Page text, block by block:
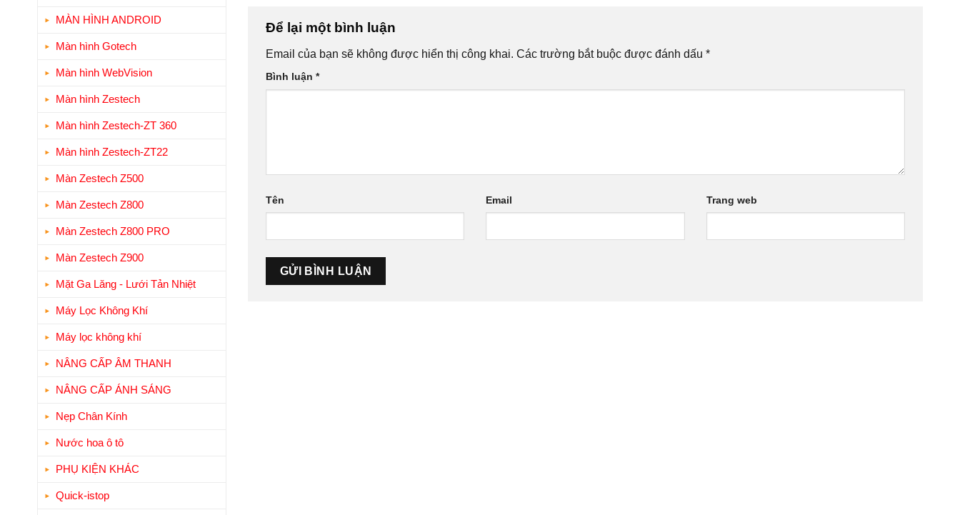
MÀN HÌNH ANDROID
Màn hình Gotech
Màn hình WebVision
Màn hình Zestech
Màn hình Zestech-ZT 360
Màn hình Zestech-ZT22
Màn Zestech Z500
Màn Zestech Z800
Màn Zestech Z800 PRO
Màn Zestech Z900
Mặt Ga Lăng - Lưới Tản Nhiệt
Máy Lọc Không Khí
Máy lọc không khí
NÂNG CẤP ÂM THANH
NÂNG CẤP ÁNH SÁNG
Nẹp Chân Kính
Nước hoa ô tô
PHỤ KIỆN KHÁC
Quick-istop
Để lại một bình luận
Email của bạn sẽ không được hiển thị công khai. Các trường bắt buộc được đánh dấu *
Bình luận *
Tên Email Trang web